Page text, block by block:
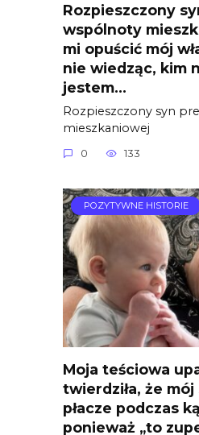
Rozpieszczony
wspólnoty
mi opuścić mój
nie wiedząc, kim
jestem…
Rozpieszczony syn
mieszkaniowej
0 133
POZYTYWNE HISTORIE
Moja teściowa
twierdziła, że
płacze podczas
ponieważ „to